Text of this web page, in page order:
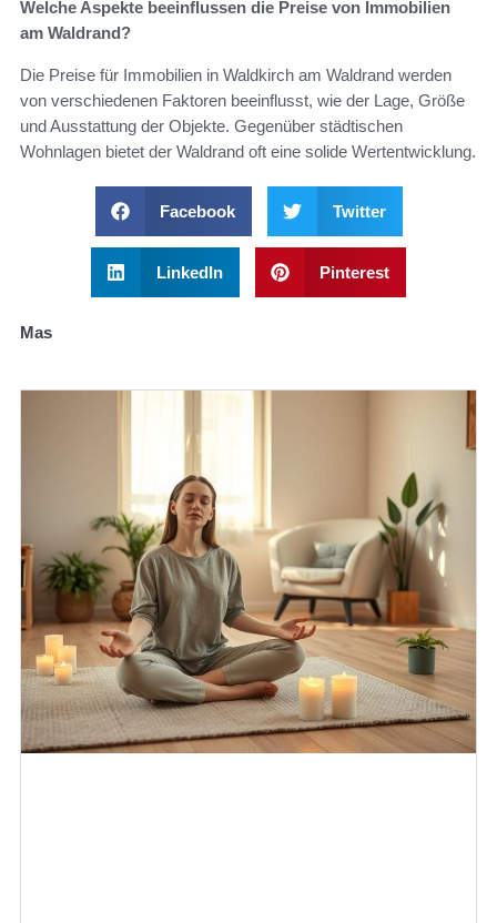
Welche Aspekte beeinflussen die Preise von Immobilien
am Waldrand?
Die Preise für Immobilien in Waldkirch am Waldrand werden
von verschiedenen Faktoren beeinflusst, wie der Lage, Größe
und Ausstattung der Objekte. Gegenüber städtischen
Wohnlagen bietet der Waldrand oft eine solide Wertentwicklung.
Facebook Twitter
LinkedIn Pinterest
Mas